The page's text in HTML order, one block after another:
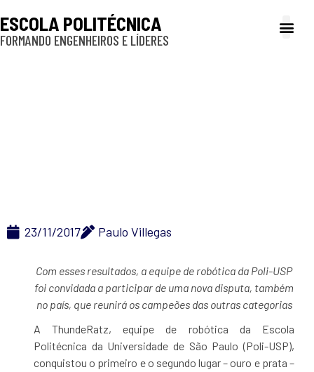
ESCOLA POLITÉCNICA
FORMANDO ENGENHEIROS E LÍDERES
23/11/2017 Paulo Villegas
Com esses resultados, a equipe de robótica da Poli-USP
foi convidada a participar de uma nova disputa, também
no país, que reunirá os campeões das outras categorias
A ThundeRatz, equipe de robótica da Escola
Politécnica da Universidade de São Paulo (Poli-USP),
conquistou o primeiro e o segundo lugar – ouro e prata –